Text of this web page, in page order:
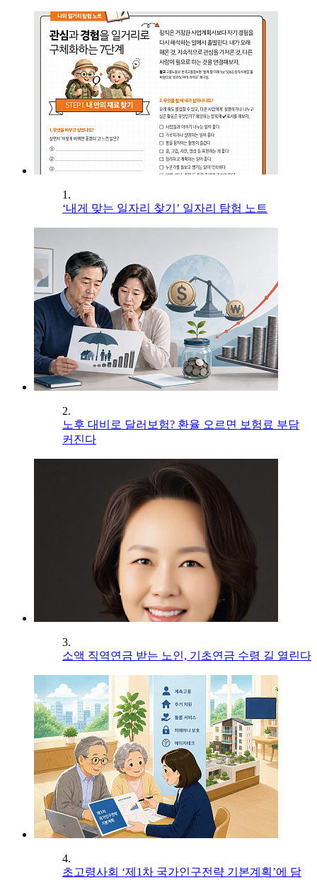
1.
‘내게 맞는 일자리 찾기’ 일자리 탐험 노트
2.
노후 대비로 달러보험? 환율 오르면 보험료 부담
커진다
3.
소액 직역연금 받는 노인, 기초연금 수령 길 열린다
4.
초고령사회 ‘제1차 국가인구전략 기본계획’에 담